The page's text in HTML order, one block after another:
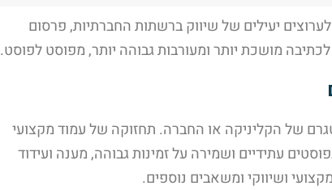
יעילים של שיווק ברשתות החברתיות, פרסום
מושכת יותר ומעורבות גבוהה יותר, מפוסט לפוסט.
של הקליניקה או החברה. תחזוקה של עמוד מקצועי
עתידיים ושמירה על זמינות גבוהה, מענה ועידוד
ושיווקי ומשאבים נוספים.